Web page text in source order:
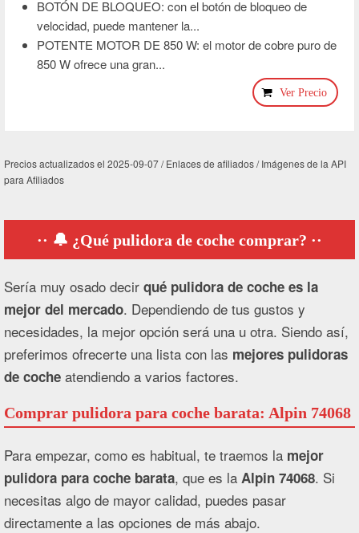
BOTÓN DE BLOQUEO: con el botón de bloqueo de
velocidad, puede mantener la...
POTENTE MOTOR DE 850 W: el motor de cobre puro de
850 W ofrece una gran...
Ver Precio
Precios actualizados el 2025-09-07 / Enlaces de afiliados / Imágenes de la API
para Afiliados
🔔 ¿Qué pulidora de coche comprar?
Sería muy osado decirqué pulidora de coche es la
mejor del mercado. Dependiendo de tus gustos y
necesidades, la mejor opción será una u otra. Siendo así,
preferimos ofrecerte una lista con las mejores pulidoras
de coche atendiendo a varios factores.
Comprar pulidora para coche barata: Alpin 74068
Para empezar, como es habitual, te traemos la mejor
pulidora para coche barata, que es la Alpin 74068. Si
necesitas algo de mayor calidad, puedes pasar
directamente a las opciones de más abajo.